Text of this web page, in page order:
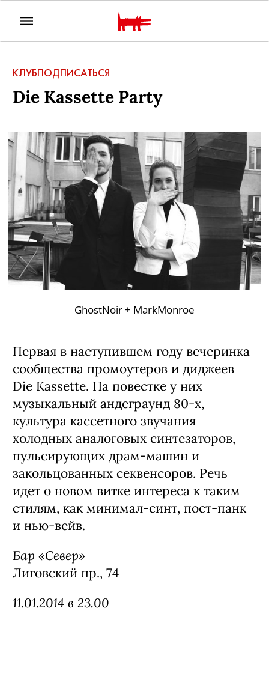
КЛУБПОДПИСАТЬСЯ
Die Kassette Party
GhostNoir + MarkMonroe
Первая в наступившем году вечеринка
сообщества промоутеров и диджеев
Die Kassette. На повестке у них
музыкальный андеграунд 80-х,
культура кассетного звучания
холодных аналоговых синтезаторов,
пульсирующих драм-машин и
закольцованных секвенсоров. Речь
идет о новом витке интереса к таким
стилям, как минимал-синт, пост-панк
и нью-вейв.
Бар «Север»
Лиговский пр., 74
11.01.2014 в 23.00